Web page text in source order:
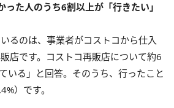
た人のうち6割以上が「行きたい」
るのは、事業者がコストコから仕入
店です。コストコ再販店について約6
いる」と回答。そのうち、行ったこと
）です。